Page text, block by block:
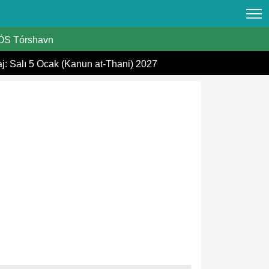
Tórshavn
Salı 5 Ocak (Kanun at-Thani) 2027